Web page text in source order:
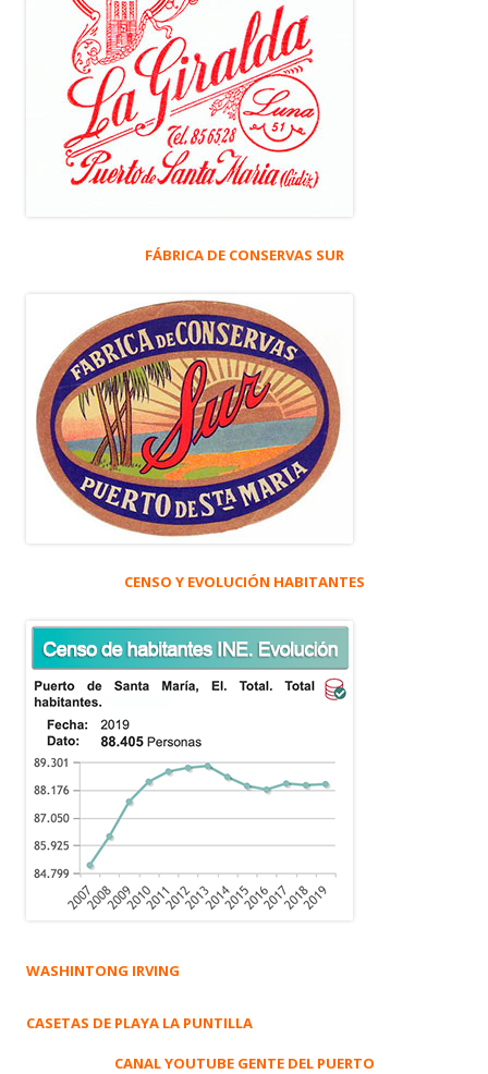
FÁBRICA DE CONSERVAS SUR
CENSO Y EVOLUCIÓN HABITANTES
WASHINTONG IRVING
CASETAS DE PLAYA LA PUNTILLA
CANAL YOUTUBE GENTE DEL PUERTO